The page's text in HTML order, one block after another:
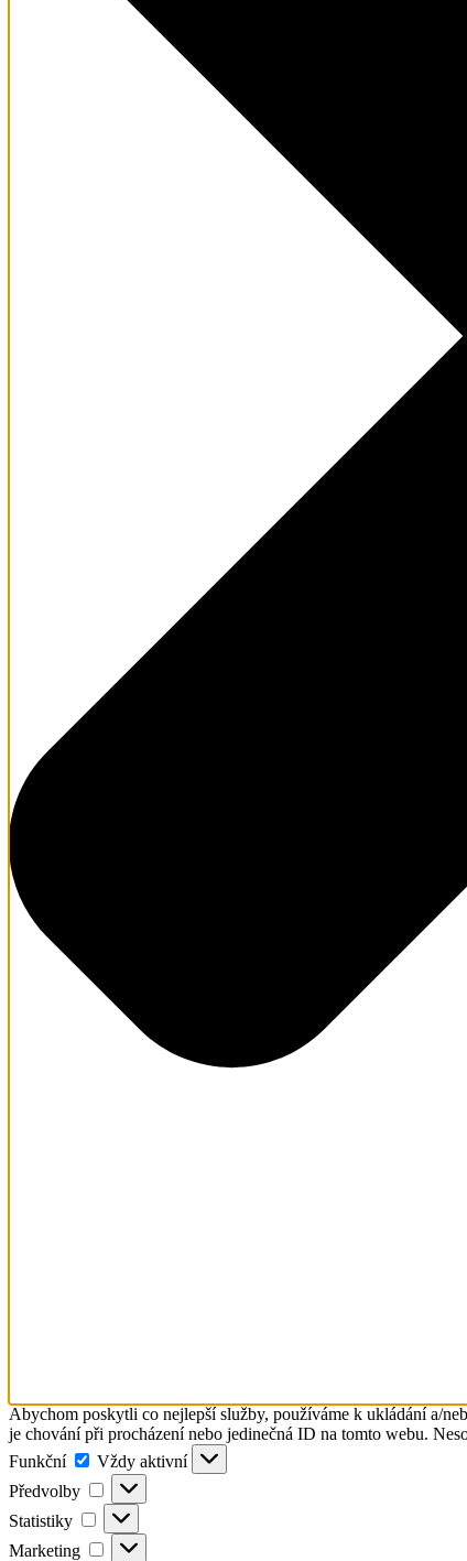
Abychom poskytli co nejlepší služby, používáme k ukládání a/
je chování při procházení nebo jedinečná ID na tomto webu.
Funkční
Funkční
Vždy aktivní
Předvolby
Předvolby
Statistiky Statistiky
Marketing Marketing